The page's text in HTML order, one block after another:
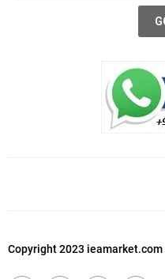
Copyright 2023 ieamarket.com